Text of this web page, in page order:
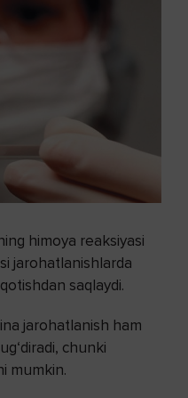
himoya reaksiyasi
jarohatlanishlarda
saqlaydi.
jarohatlanish ham
chunki
mumkin.